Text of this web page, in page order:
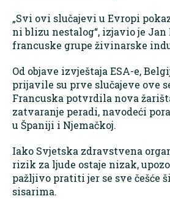
„Svi ovi slučajevi u Evropi
ni blizu nestalog“, izjavio je
francuske grupe živinarske
Od objave izvještaja ESA-e,
prijavile su prve slučajeve ove
Francuska potvrdila nova
zatvaranje peradi, navodeći
u Španiji i Njemačkoj.
Iako Svjetska zdravstvena
rizik za ljude ostaje nizak,
pažljivo pratiti jer se sve češće
sisarima.